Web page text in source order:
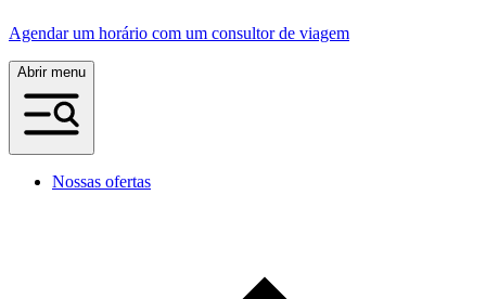
Agendar um horário com um consultor de viagem
Abrir menu
Nossas ofertas